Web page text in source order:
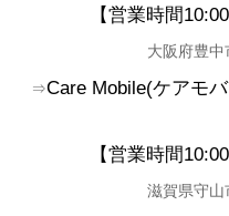
【営業時間10:00
大阪府豊
⇒Care Mobile(ケアモ
【営業時間10:00
滋賀県守山